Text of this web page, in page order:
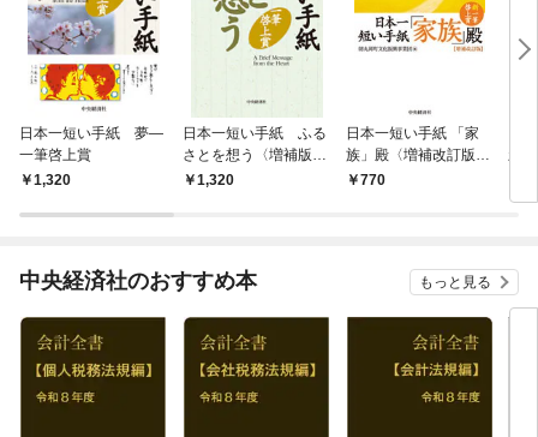
日本一短い手紙 夢―
一筆啓上賞
1,320
日本一短い手紙 ふる
さとを想う〈増補版〉
―一筆啓上賞
1,320
日本一短い手紙 「家
族」殿〈増補改訂版〉
―新・一筆啓上賞
770
新
中央経済社のおすすめ本 もっと見る